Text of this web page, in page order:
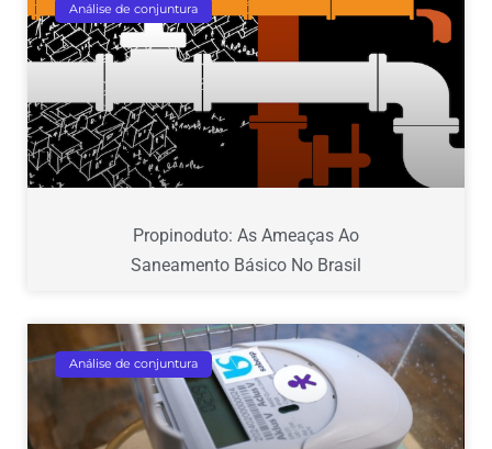
Análise de conjuntura
Propinoduto: As Ameaças Ao
Saneamento Básico No Brasil
Análise de conjuntura